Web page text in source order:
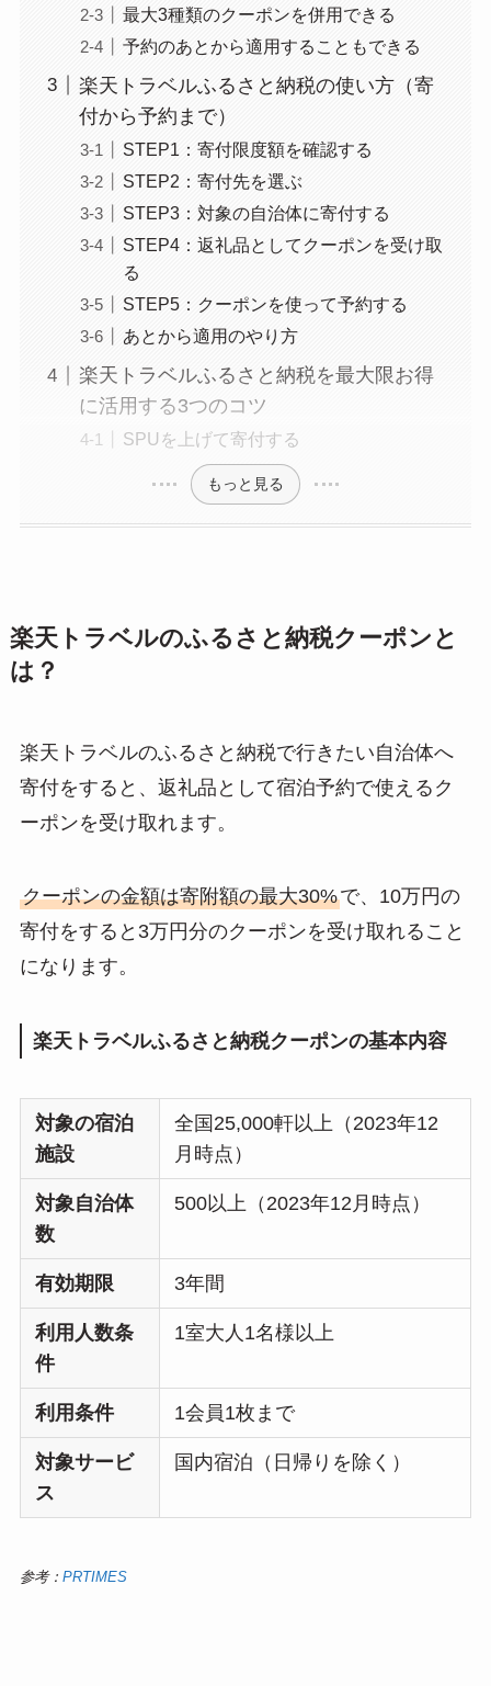
最大3種類のクーポンを併用できる
予約のあとから適用することもできる
楽天トラベルふるさと納税の使い方（寄
付から予約まで）
STEP1：寄付限度額を確認する
STEP2：寄付先を選ぶ
STEP3：対象の自治体に寄付する
STEP4：返礼品としてクーポンを受け取
る
STEP5：クーポンを使って予約する
あとから適用のやり方
楽天トラベルふるさと納税を最大限お得
に活用する3つのコツ
SPUを上げて寄付する
もっと見る
楽天トラベルのふるさと納税クーポンと
は？
楽天トラベルのふるさと納税で行きたい自治体へ
寄付をすると、返礼品として宿泊予約で使えるク
ーポンを受け取れます。
クーポンの金額は寄附額の最大30%で、10万円の
寄付をすると3万円分のクーポンを受け取れること
になります。
楽天トラベルふるさと納税クーポンの基本内容
対象の宿泊
施設
全国25,000軒以上（2023年12
月時点）
対象自治体
数
500以上（2023年12月時点）
有効期限 3年間
利用人数条
件
1室大人1名様以上
利用条件 1会員1枚まで
対象サービ
ス
国内宿泊（日帰りを除く）
参考： PRTIMES